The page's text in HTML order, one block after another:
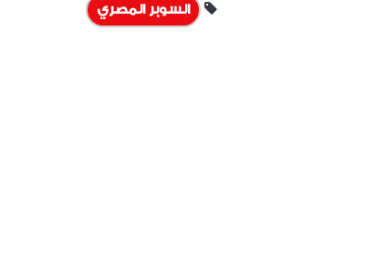
السوبر المصري